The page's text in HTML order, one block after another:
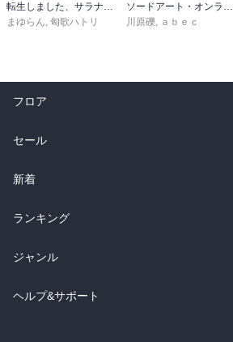
転生しました、サラナ・キンジェです。ごきげんよう。５ ～婚約破棄されたので田舎で気ままに暮らしたいと思います～【電子書店共通特典SS付】
まゆらん, 匈歌ハトリ
ソードアート・オンライン マテリアル１ シュガーリィ・デイズ
川原礫, ａｂｅｃ
フロア
総合
ラノベ
雑誌・グラビア
BL・TL
セール
総合
ラノベ
雑誌・グラビア
BL・TL
新着
総合
ラノベ
雑誌・グラビア
ランキング
総合
ラノベ
ジャンル
コミック
ヘルプ&サポート